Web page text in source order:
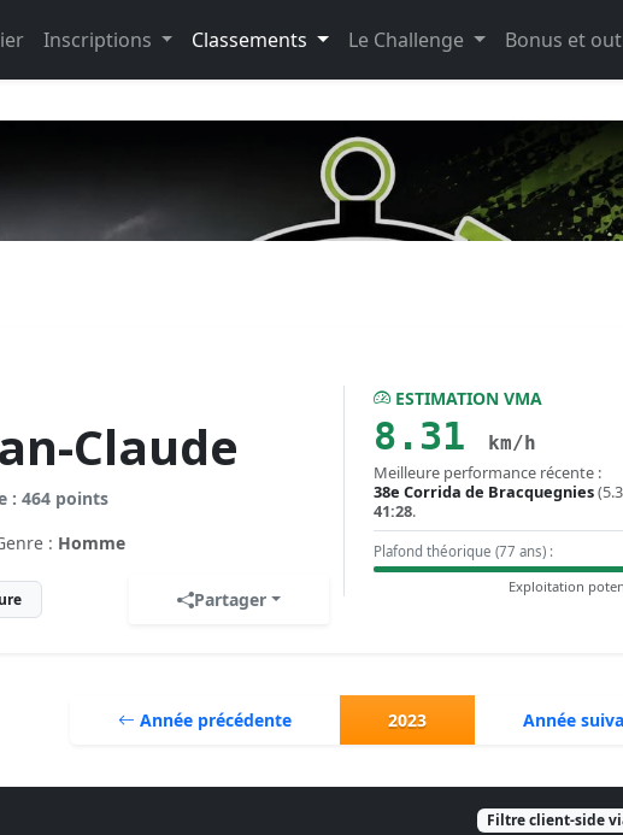
Inscriptions Classements Le Challenge Bonus et
Claude
: 464 points
: Homme
Partager
ESTIMATION VMA
8.31 km/h
Meilleure performance récente :
38e Corrida de Bracquegnies
41:28.
Plafond théorique (77 ans) :
Exploitation
Année précédente 2023 Année
Filtre client-side